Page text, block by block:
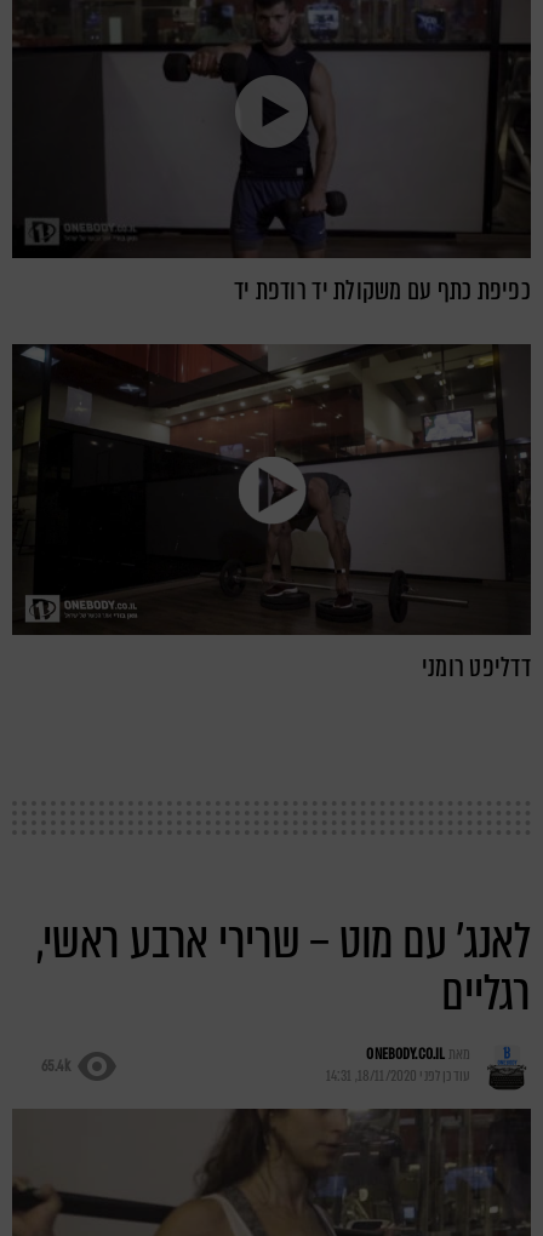
כפיפת כתף עם משקולת יד רודפת יד
דדליפט רומני
לאנג' עם מוט – שרירי ארבע ראשי,
רגליים
מאתONEBODY.CO.IL
עודכן לפני 18/11/2020, 14:31
65.4k